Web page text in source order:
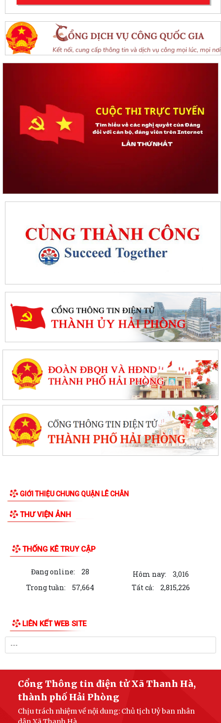
GIỚI THIỆU CHUNG QUẬN LÊ CHÂN
THƯ VIỆN ẢNH
THỐNG KÊ TRUY CẬP
Đang online: 28 Hôm nay: